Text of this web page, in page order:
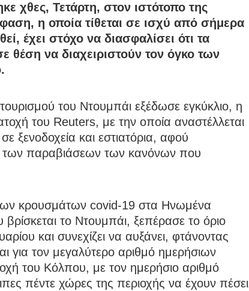
χθες, Τετάρτη, στον ιστότοπο της
η οποία τίθεται σε ισχύ από σήμερα
έχει στόχο να διασφαλίσει ότι τα
θέση να διαχειριστούν τον όγκο των
του Ντουμπάι εξέδωσε εγκύκλιο, η
του Reuters, με την οποία αναστέλλεται
ξενοδοχεία και εστιατόρια, αφού
παραβιάσεων των κανόνων που
κρουσμάτων covid-19 στα Ηνωμένα
το Ντουμπάι, ξεπέρασε το όριο
και συνεχίζει να αυξάνει, φτάνοντας
για τον μεγαλύτερο αριθμό ημερήσιων
του Κόλπου, με τον ημερήσιο αριθμό
πέντε χώρες της περιοχής να έχουν πέσει